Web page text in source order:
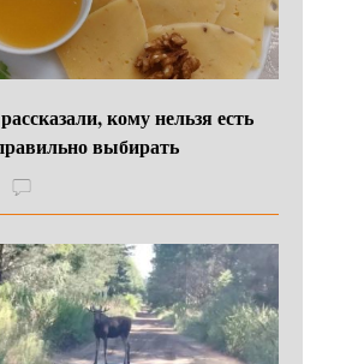
кому нельзя есть
выбирать